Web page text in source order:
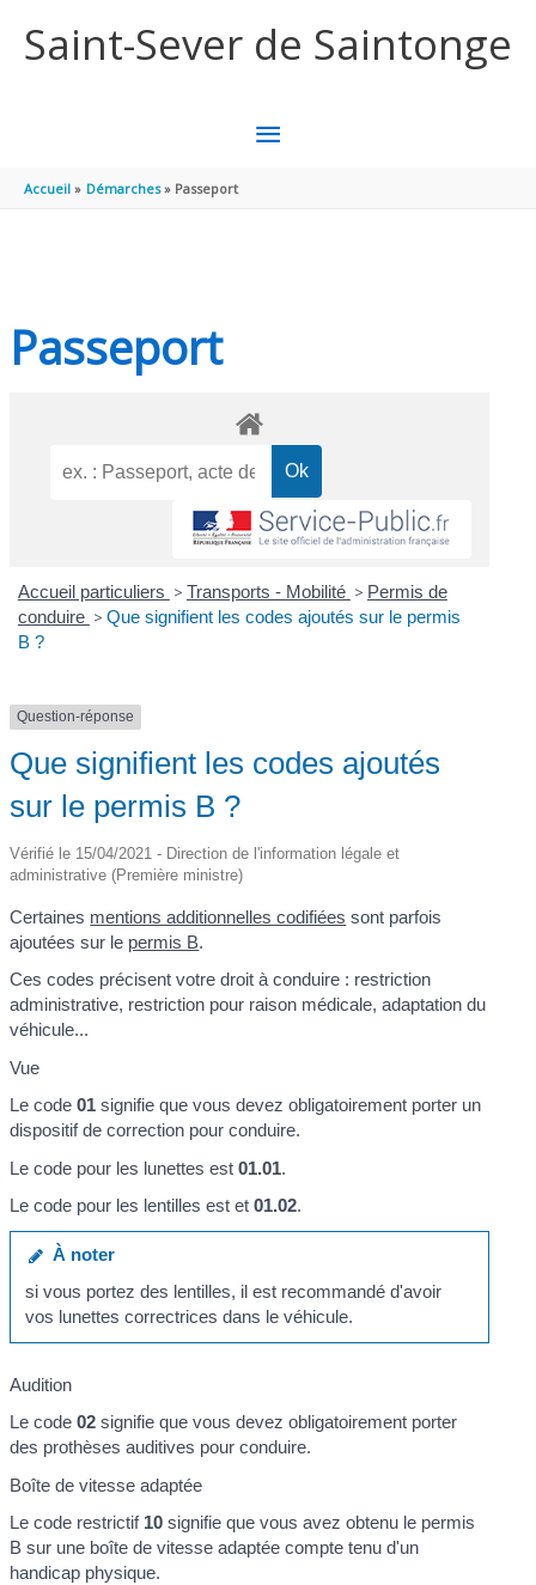
Saint-Sever de Saintonge
MENU
Accueil Démarches Passeport
Passeport
Accueil particuliers > Transports - Mobilité > Permis de
conduire > Que signifient les codes ajoutés sur le permis
B ?
Question-réponse
Que signifient les codes ajoutés
sur le permis B ?
Vérifié le 15/04/2021 - Direction de l'information légale et
administrative (Première ministre)
Certaines mentions additionnelles codifiées sont parfois
ajoutées sur le permis B.
Ces codes précisent votre droit à conduire : restriction
administrative, restriction pour raison médicale, adaptation du
véhicule...
Vue
Le code01 signifie que vous devez obligatoirement porter un
dispositif de correction pour conduire.
Le code pour les lunettes est01.01.
Le code pour les lentilles est et01.02.
À noter
si vous portez des lentilles, il est recommandé d'avoir
vos lunettes correctrices dans le véhicule.
Audition
Le code02 signifie que vous devez obligatoirement porter
des prothèses auditives pour conduire.
Boîte de vitesse adaptée
Le code restrictif 10 signifie que vous avez obtenu le permis
B sur une boîte de vitesse adaptée compte tenu d'un
handicap physique.